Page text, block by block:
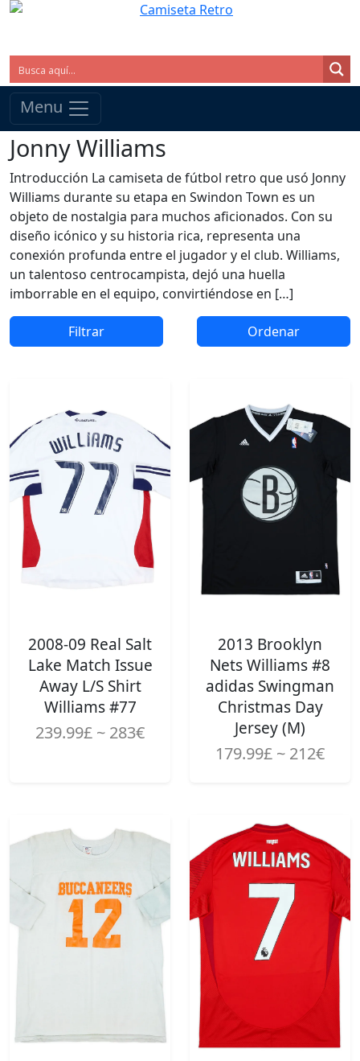
Menu
Jonny Williams
Introducción La camiseta de fútbol retro que usó Jonny
Williams durante su etapa en Swindon Town es un
objeto de nostalgia para muchos aficionados. Con su
diseño icónico y su historia rica, representa una
conexión profunda entre el jugador y el club. Williams,
un talentoso centrocampista, dejó una huella
imborrable en el equipo, convirtiéndose en […]
Filtrar Ordenar
2008-09 Real Salt
Lake Match Issue
Away L/S Shirt
Williams #77
239.99£ ~ 283€
2013 Brooklyn
Nets Williams #8
adidas Swingman
Christmas Day
Jersey (M)
179.99£ ~ 212€